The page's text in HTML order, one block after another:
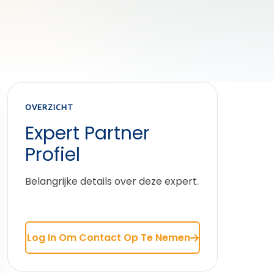
OVERZICHT
Expert Partner
Profiel
Belangrijke details over deze expert.
Log In Om Contact Op Te Nemen